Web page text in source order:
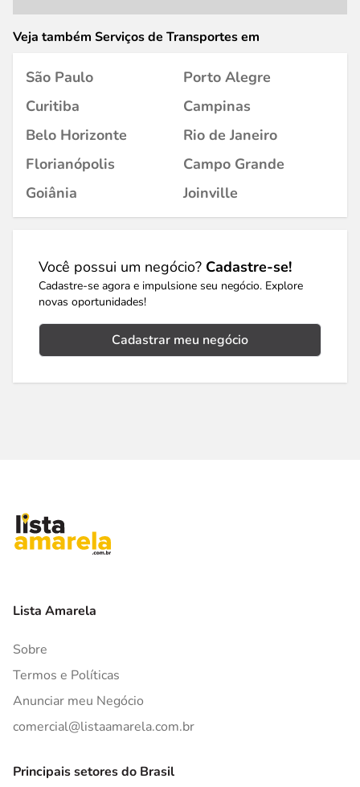
Veja também Serviços de Transportes em
São Paulo
Porto Alegre
Curitiba
Campinas
Belo Horizonte
Rio de Janeiro
Florianópolis
Campo Grande
Goiânia
Joinville
Você possui um negócio? Cadastre-se!
Cadastre-se agora e impulsione seu negócio. Explore
novas oportunidades!
Cadastrar meu negócio
Lista Amarela
Sobre
Termos e Políticas
Anunciar meu Negócio
comercial@listaamarela.com.br
Principais setores do Brasil